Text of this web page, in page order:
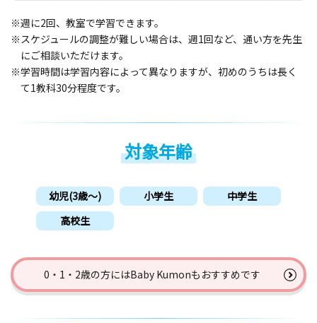
※週に2回、教室で学習できます。
※スケジュールの調整が難しい場合は、週1回など、通い方を先生
にご相談いただけます。
※学習時間は学習内容によって異なりますが、初めのうちは長く
て1教科30分程度です。
対象年齢
幼児(3歳〜) 小学生
中学生
高校生
0・1・2歳の方にはBaby Kumonもおすすめです